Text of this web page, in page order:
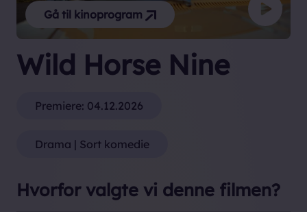
Gå til kinoprogram
Wild Horse Nine
Premiere: 04.12.2026
Drama | Sort komedie
Hvorfor valgte vi denne filmen?